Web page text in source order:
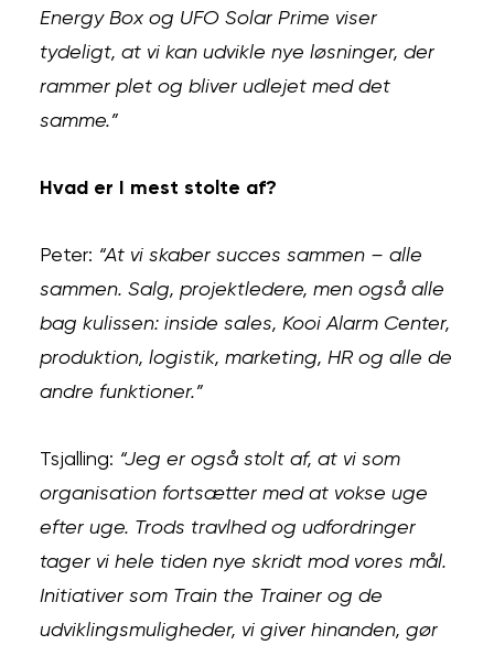
Energy Box og UFO Solar Prime viser
tydeligt, at vi kan udvikle nye løsninger, der
rammer plet og bliver udlejet med det
samme.”
Hvad er I mest stolte af?
Peter: “At vi skaber succes sammen – alle
sammen. Salg, projektledere, men også alle
bag kulissen: inside sales, Kooi Alarm Center,
produktion, logistik, marketing, HR og alle de
andre funktioner.”
Tsjalling: “Jeg er også stolt af, at vi som
organisation fortsætter med at vokse uge
efter uge. Trods travlhed og udfordringer
tager vi hele tiden nye skridt mod vores mål.
Initiativer som Train the Trainer og de
udviklingsmuligheder, vi giver hinanden, gør